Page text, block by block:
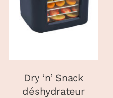
DÉTAILS
Dry ‘n’ Snack
déshydrateur